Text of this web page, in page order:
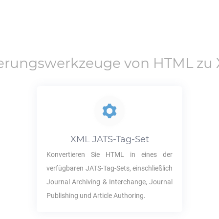
von HTMLzu
XML JATS-Tag-Set
Konvertieren Sie HTML
in eines der
verfügbaren JATS-Tag-Sets, einschließlich
Journal Archiving & Interchange, Journal
Publishing und Article Authoring.